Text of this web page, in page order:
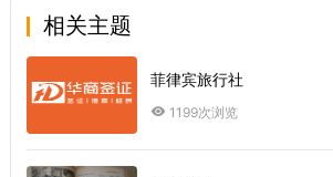
相关主题
菲律宾旅行社
1199次浏览